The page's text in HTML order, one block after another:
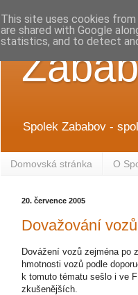
Spolek Zababov -
Domovská stránka O
20. července 2005
Dovažování
Dovážení vozů zejména po
hmotnosti vozů podle
k tomuto tématu sešlo i ve
zkušenějších.
This site uses cookies
are shared with Google
statistics, and to detect